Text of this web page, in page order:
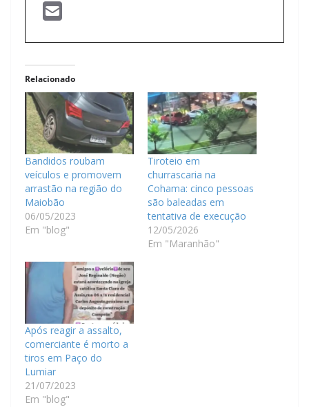
Relacionado
Bandidos roubam
veículos e promovem
arrastão na região do
Maiobão
06/05/2023
Em "blog"
Tiroteio em
churrascaria na
Cohama: cinco pessoas
são baleadas em
tentativa de execução
12/05/2026
Em "Maranhão"
Após reagir a assalto,
comerciante é morto a
tiros em Paço do
Lumiar
21/07/2023
Em "blog"